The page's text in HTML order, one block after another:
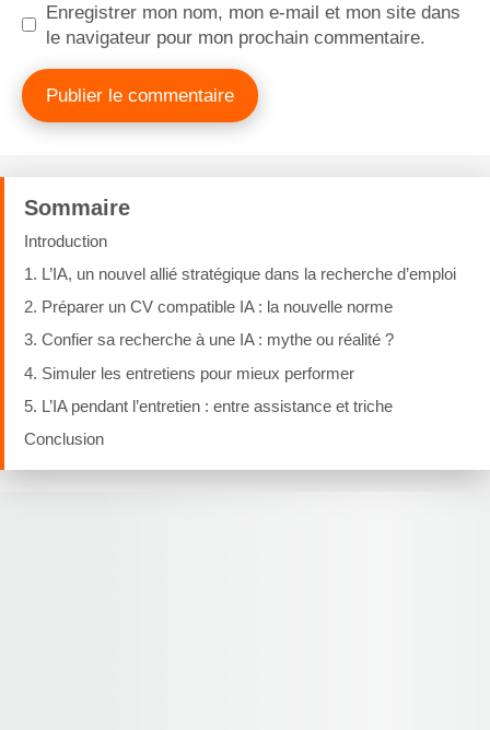
Enregistrer mon nom, mon e-mail et mon site dans
le navigateur pour mon prochain commentaire.
Sommaire
Introduction
1. L’IA, un nouvel allié stratégique dans la recherche d’emploi
2. Préparer un CV compatible IA : la nouvelle norme
3. Confier sa recherche à une IA : mythe ou réalité ?
4. Simuler les entretiens pour mieux performer
5. L’IA pendant l’entretien : entre assistance et triche
Conclusion